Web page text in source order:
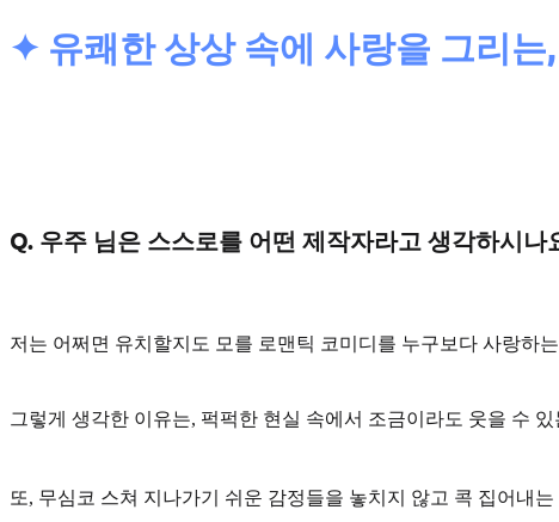
✦ 유쾌한 상상 속에 사랑을 그리는
Q. 우주 님은 스스로를 어떤 제작자라고 생각하시나
저는 어쩌면 유치할지도 모를 로맨틱 코미디를 누구보다 사랑하
그렇게 생각한 이유는, 퍽퍽한 현실 속에서 조금이라도 웃을 수 있
또, 무심코 스쳐 지나가기 쉬운 감정들을 놓치지 않고 콕 집어내